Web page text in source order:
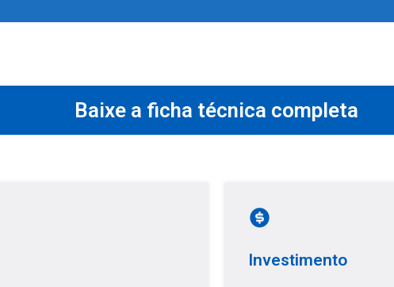
Baixe a ficha técnica completa
Investimento